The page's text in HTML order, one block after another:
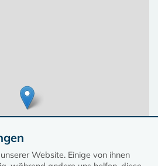
Website. Einige von ihnen